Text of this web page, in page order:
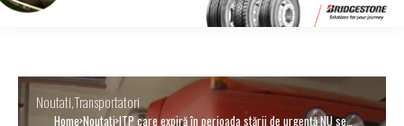
Home Noutati ITP care expiră în perioada stării de urgență NU se
NoutatiTransportatori